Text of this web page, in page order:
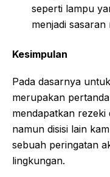
seperti lampu
menjadi
Kesimpulan
Pada dasarnya untuk
merupakan
mendapatkan
namun disisi lain
sebuah peringatan
lingkungan.